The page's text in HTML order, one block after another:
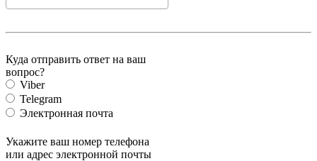
Куда отправить ответ на ваш
вопрос?
Viber
Telegram
Электронная почта
Укажите ваш номер телефона
или адрес электронной почты